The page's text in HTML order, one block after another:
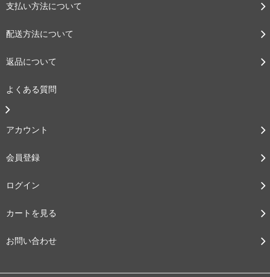
支払い方法について
配送方法について
返品について
よくある質問
アカウント
会員登録
ログイン
カートを見る
お問い合わせ